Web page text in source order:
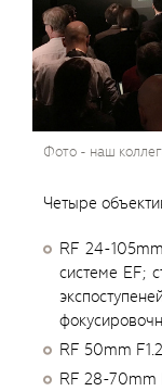
Фото - наш
Четыре
RF 24-
системе EF;
RF 50mm
RF 28-70mm